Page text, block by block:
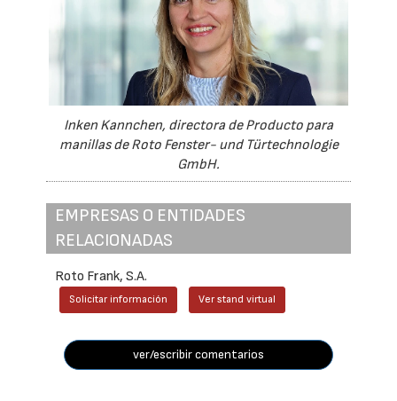
Inken Kannchen, directora de Producto para
manillas de Roto Fenster- und Türtechnologie
GmbH.
EMPRESAS O ENTIDADES
RELACIONADAS
Roto Frank, S.A.
Solicitar información Ver stand virtual
ver/escribir comentarios